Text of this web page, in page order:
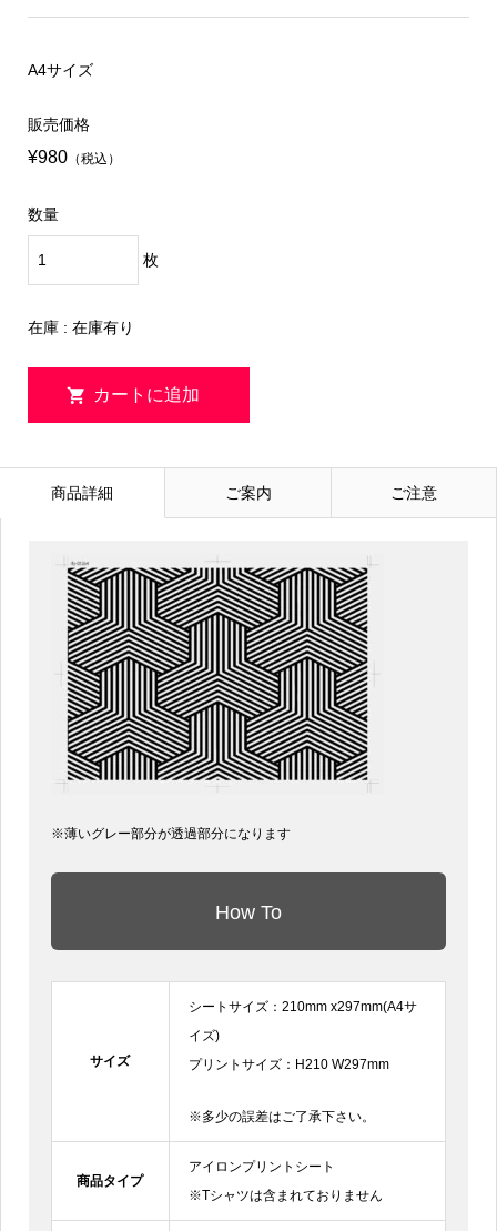
A4サイズ
販売価格
¥980（税込）
数量
枚
在庫 : 在庫有り
商品詳細 ご案内 ご注意
※薄いグレー部分が透過部分になります
How To
サイズ
シートサイズ：210mm x297mm(A4サ
イズ)
プリントサイズ：H210 W297mm
※多少の誤差はご了承下さい。
商品タイプ
アイロンプリントシート
※Tシャツは含まれておりません